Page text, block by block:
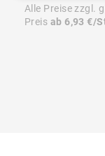
Alle Preise zzgl.
Preis ab 6,93 €/